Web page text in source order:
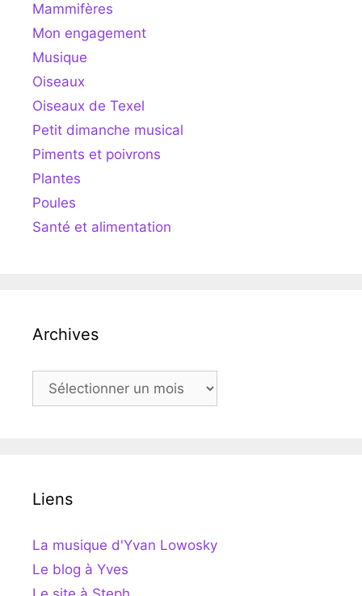
Mammifères
Mon engagement
Musique
Oiseaux
Oiseaux de Texel
Petit dimanche musical
Piments et poivrons
Plantes
Poules
Santé et alimentation
Archives
Archives
Liens
La musique d'Yvan Lowosky
Le blog à Yves